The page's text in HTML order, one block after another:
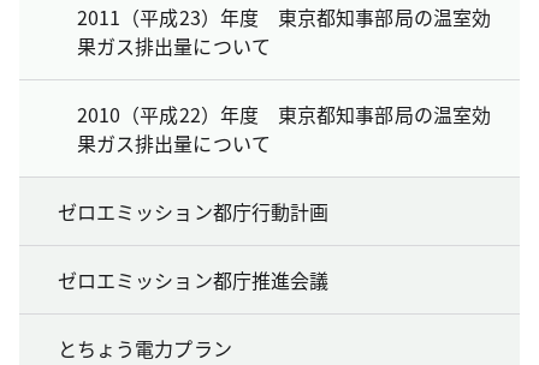
2011（平成23）年度 東京都知事部局の温室効
果ガス排出量について
2010（平成22）年度 東京都知事部局の温室効
果ガス排出量について
ゼロエミッション都庁行動計画
ゼロエミッション都庁推進会議
とちょう電力プラン